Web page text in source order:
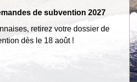
de subvention 2027
retirez votre dossier de
dès le 18 août !